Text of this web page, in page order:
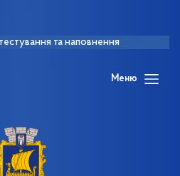
та наповнення
Меню